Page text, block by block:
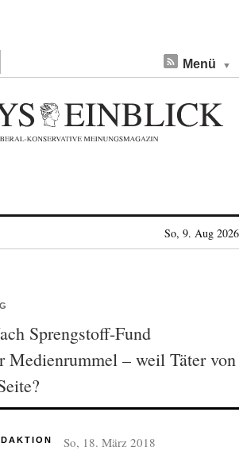
Menü
So, 9. Aug 2026
Sprengstoff-Fund
Medienrummel – weil Täter von
So, 18. März 2018